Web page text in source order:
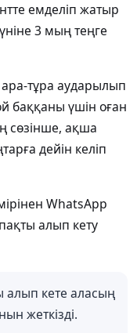
емделіп жатыр
3 мың теңге
тұра аударылып
баққаны үшін оған
сөзінше, ақша
дейін келіп
WhatsApp
алып кету
алып кете аласың
жеткізді.